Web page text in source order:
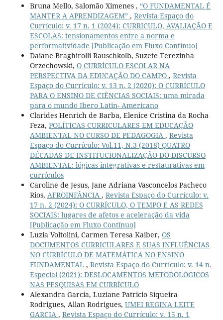
Bruna Mello, Salomão Ximenes , “O FUNDAMENTAL É
MANTER A APRENDIZAGEM” , Revista Espaço do
Currículo: v. 17 n. 1 (2024): CURRICULO, AVALIAÇÃO E
ESCOLAS: tensionamentos entre a norma e
performatividade [Publicação em Fluxo Contínuo]
Daiane Braghirolli Rauschkolb, Suzete Terezinha
Orzechowski, O CURRÍCULO ESCOLAR NA
PERSPECTIVA DA EDUCAÇÃO DO CAMPO , Revista
Espaço do Currículo: v. 13 n. 2 (2020): O CURRÍCULO
PARA O ENSINO DE CIÊNCIAS SOCIAIS: uma mirada
para o mundo Ibero Latin- Americano
Clarides Henrich de Barba, Elenice Cristina da Rocha
Feza, POLÍTICAS CURRICULARES EM EDUCAÇÃO
AMBIENTAL NO CURSO DE PEDAGOGIA , Revista
Espaço do Currículo: Vol.11, N.3 (2018) QUATRO
DÉCADAS DE INSTITUCIONALIZAÇÃO DO DISCURSO
AMBIENTAL: lógicas integrativas e restaurativas em
currículos
Caroline de Jesus, Jane Adriana Vasconcelos Pacheco
Rios, AFROINFÂNCIA , Revista Espaço do Currículo: v.
17 n. 2 (2024): O CURRÍCULO, O TEMPO E AS REDES
SOCIAIS: lugares de afetos e aceleração da vida
[Publicação em Fluxo Contínuo]
Luzia Voltolini, Carmen Teresa Kaiber, OS
DOCUMENTOS CURRICULARES E SUAS INFLUÊNCIAS
NO CURRÍCULO DE MATEMÁTICA NO ENSINO
FUNDAMENTAL , Revista Espaço do Currículo: v. 14 n.
Especial (2021): DESLOCAMENTOS METODOLÓGICOS
NAS PESQUISAS EM CURRÍCULO
Alexandra Garcia, Luziane Patricio Siqueira
Rodrigues, Allan Rodrigues, UMEI REGINA LEITE
GARCIA , Revista Espaço do Currículo: v. 15 n. 1